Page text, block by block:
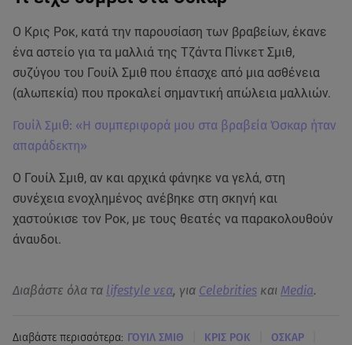
Ο Κρις Ροκ, κατά την παρουσίαση των βραβείων, έκανε
ένα αστείο για τα μαλλιά της Τζάντα Πίνκετ Σμιθ,
συζύγου του Γουίλ Σμιθ που έπασχε από μια ασθένεια
(αλωπεκία) που προκαλεί σημαντική απώλεια μαλλιών.
Γουίλ Σμιθ: «Η συμπεριφορά μου στα βραβεία Όσκαρ ήταν
απαράδεκτη»
Ο Γουίλ Σμιθ, αν και αρχικά φάνηκε να γελά, στη
συνέχεια ενοχλημένος ανέβηκε στη σκηνή και
χαστούκισε τον Ροκ, με τους θεατές να παρακολουθούν
άναυδοι.
Διαβάστε όλα τα lifestyle νεα, για Celebrities και Media.
Διαβάστε περισσότερα: ΓΟΥΙΛ ΣΜΙΘ ΚΡΙΣ ΡΟΚ ΟΣΚΑΡ